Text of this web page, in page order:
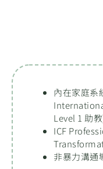
內在家庭系
Level 1 助
ICF
非暴力溝通